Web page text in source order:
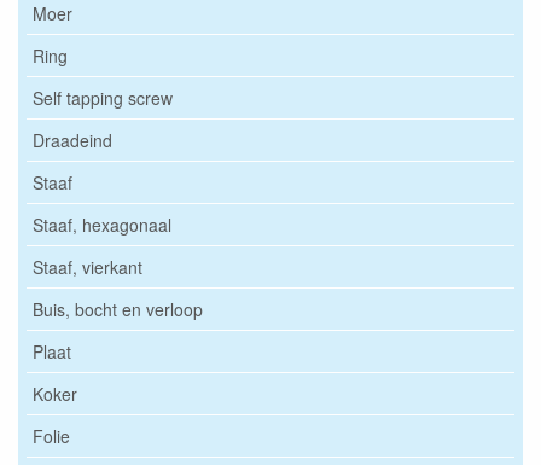
Moer
Ring
Self tapping screw
Draadeind
Staaf
Staaf, hexagonaal
Staaf, vierkant
Buis, bocht en verloop
Plaat
Koker
Folie